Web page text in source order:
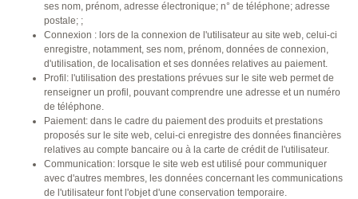
ses nom, prénom, adresse électronique; n° de téléphone; adresse
postale; ;
Connexion : lors de la connexion de l'utilisateur au site web, celui-ci
enregistre, notamment, ses nom, prénom, données de connexion,
d'utilisation, de localisation et ses données relatives au paiement.
Profil: l'utilisation des prestations prévues sur le site web permet de
renseigner un profil, pouvant comprendre une adresse et un numéro
de téléphone.
Paiement: dans le cadre du paiement des produits et prestations
proposés sur le site web, celui-ci enregistre des données financières
relatives au compte bancaire ou à la carte de crédit de l'utilisateur.
Communication: lorsque le site web est utilisé pour communiquer
avec d'autres membres, les données concernant les communications
de l'utilisateur font l'objet d'une conservation temporaire.